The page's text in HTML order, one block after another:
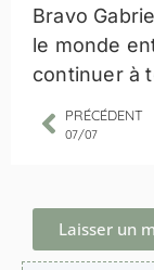
Bravo
le monde
continuer à
PRÉCÉDENT
07/07
Laisser un